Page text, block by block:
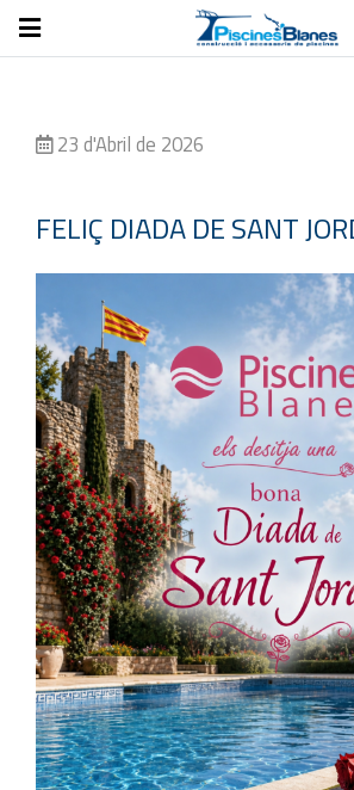
23 d'Abril de 2026
FELIÇ DIADA DE SANT